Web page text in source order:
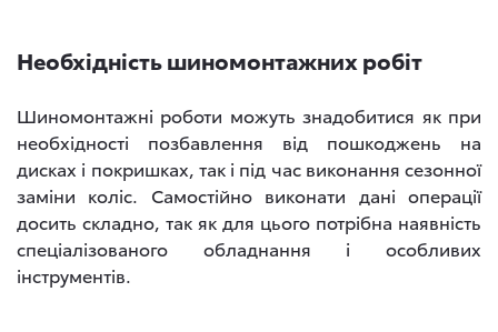
Необхідність шиномонтажних робіт
Шиномонтажні роботи можуть знадобитися як при
необхідності позбавлення від пошкоджень на
дисках і покришках, так і під час виконання сезонної
заміни коліс. Самостійно виконати дані операції
досить складно, так як для цього потрібна наявність
спеціалізованого обладнання і особливих
інструментів.